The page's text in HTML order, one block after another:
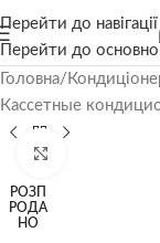
Перейти до навігації
Перейти до
Головна/
Кассетные
РОЗП
РОДА
НО